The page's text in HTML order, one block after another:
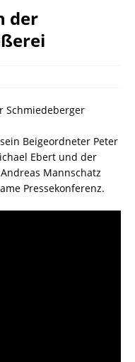
der
Schmiedeberger
Beigeordneter Peter
Ebert und der
Mannschatz
Pressekonferenz.